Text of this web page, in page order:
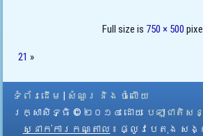
Full size is 750 × 500
21 »
ទំព័រដើម
សំណួរ និង ចំលើយ
រក្សាសិទ្ធិ © ២០១៤ ដោយ​ បេឡាជា
ស្នាក់ការកណ្តាល ៖ ផ្លូវបេតុង សង្